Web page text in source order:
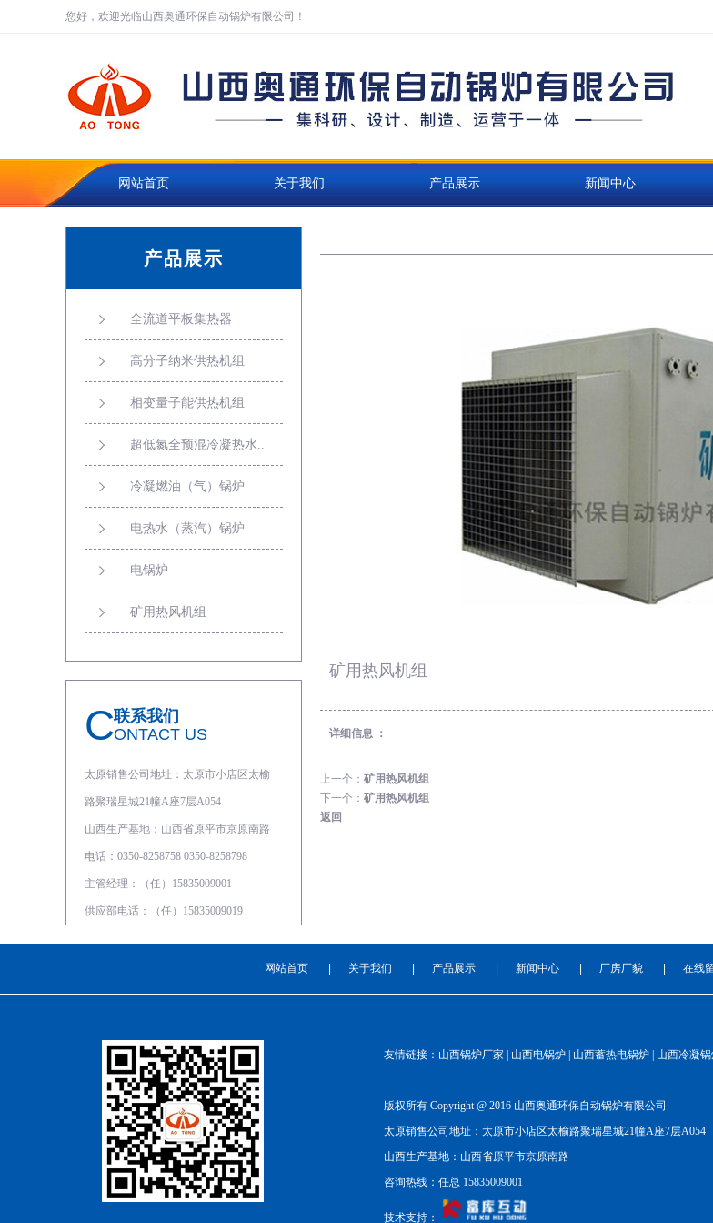
您好，欢迎光临山西奥通环保自动锅炉有限公司！
网站首页 关于我们 产品展示 新闻中心
产品展示
全流道平板集热器
高分子纳米供热机组
相变量子能供热机组
超低氮全预混冷凝热水..
冷凝燃油（气）锅炉
电热水（蒸汽）锅炉
电锅炉
矿用热风机组
C联系我们
ONTACT US
太原销售公司地址：太原市小店区太榆
路聚瑞星城21幢A座7层A054
山西生产基地：山西省原平市京原南路
电话：0350-8258758 0350-8258798
主管经理：（任）15835009001
供应部电话：（任）15835009019
矿用热风机组
详细信息 ：
上一个： 矿用热风机组
下一个： 矿用热风机组
返回
网站首页 关于我们 产品展示 新闻中心 厂房厂貌 在线
友情链接：山西锅炉厂家 | 山西电锅炉 | 山西蓄热电锅炉 | 山西冷凝
版权所有 Copyright @ 2016 山西奥通环保自动锅炉有限公司
太原销售公司地址：太原市小店区太榆路聚瑞星城21幢A座7层A054
山西生产基地：山西省原平市京原南路
咨询热线：任总 15835009001
技术支持：